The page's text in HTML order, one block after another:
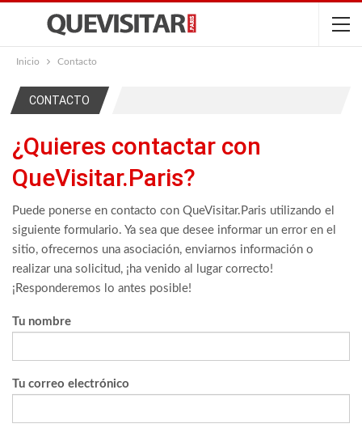
Inicio Contacto
CONTACTO
¿Quieres contactar con
QueVisitar.Paris?
Puede ponerse en contacto con QueVisitar.Paris utilizando el
siguiente formulario. Ya sea que desee informar un error en el
sitio, ofrecernos una asociación, enviarnos información o
realizar una solicitud, ¡ha venido al lugar correcto!
¡Responderemos lo antes posible!
Tu nombre
Tu correo electrónico